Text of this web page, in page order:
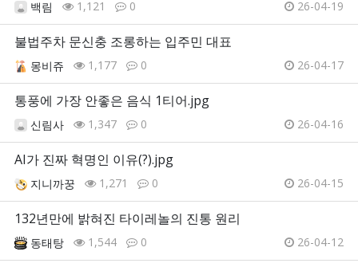
백림 1,121 0 26-04-19
불법주차 문신충 조롱하는 입주민 대표
몽비쥬 1,177 0 26-04-17
통풍에 가장 안좋은 음식 1티어.jpg
신림사 1,347 0 26-04-16
AI가 진짜 혁명인 이유(?).jpg
지니까꿍 1,271 0 26-04-15
132년만에 밝혀진 타이레놀의 진통 원리
동태탕 1,544 0 26-04-12